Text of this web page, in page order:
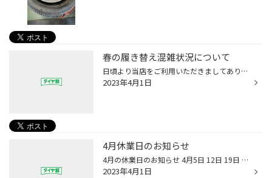
春の履き替え混雑状況について
日頃より当店をご利用いただきましてありがとうございます。 例年に比べ気候が暖かく３月中旬より履き替え作業が混雑しております。 混雑状況により電話に対応出来ない時間もあり申し訳ございません。 大変申し訳ございませんが、少しお時間置いて頂いてお電話頂けると助かります。 3月に作業工賃の...
2023年4月1日
4月休業日のお知らせ
4月の休業日のお知らせ 4月5日 12日 19日 26日が休業日になります。 GWの休業日が5月2日・3日・4日・5日となります。
2023年4月1日